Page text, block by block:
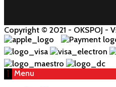
Copyright © 2021 - OKSPOJ -
Menu